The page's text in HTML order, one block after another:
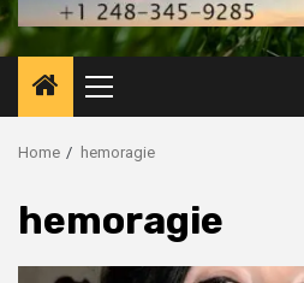
Primary
Menu
Home hemoragie
hemoragie